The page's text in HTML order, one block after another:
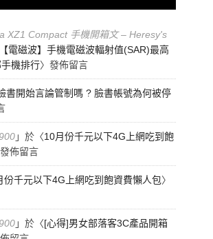
XZ1 Compact 手機開箱文 – Heresy's
【電磁波】手機電磁波輻射值(SAR)最高
機排行〉發佈留言
書開始言論管制嗎 ? 臉書帳號為何被停
」於〈10月份千元以下4G上網吃到飽
佈留言
份千元以下4G上網吃到飽資費懶人包〉
」於〈[心得]男女部落客3C產品開箱